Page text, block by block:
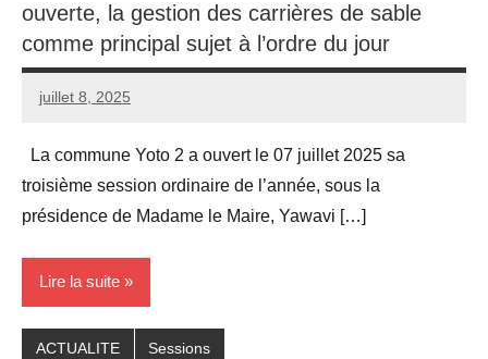
ouverte, la gestion des carrières de sable
comme principal sujet à l’ordre du jour
juillet 8, 2025
admin
Aucun
La commune Yoto 2 a ouvert le 07 juillet 2025 sa
troisième session ordinaire de l’année, sous la
présidence de Madame le Maire, Yawavi […]
Lire la suite
ACTUALITE Sessions